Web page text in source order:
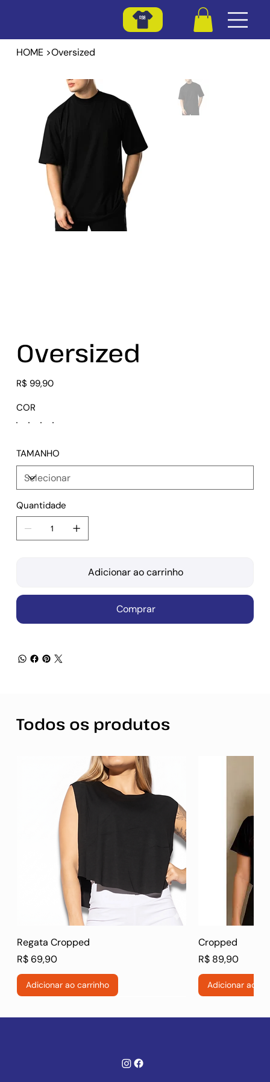
HOME >Oversized
Oversized
Preço
R$ 99,90
COR
TAMANHO
Quantidade
Adicionar ao carrinho
Comprar
Todos os produtos
Regata Cropped
Preço
R$ 69,90
Adicionar ao carrinho
Cropped
Preço
R$ 89,90
Adicionar ao